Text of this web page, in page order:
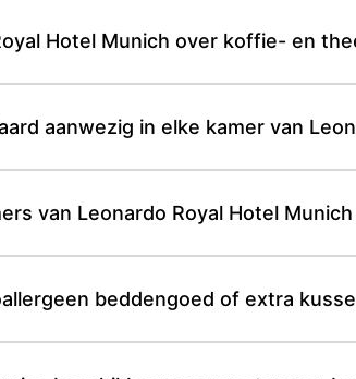
Hotel Munich over koffie- en
aanwezig in elke kamer van
van Leonardo Royal Hotel
beddengoed of extra